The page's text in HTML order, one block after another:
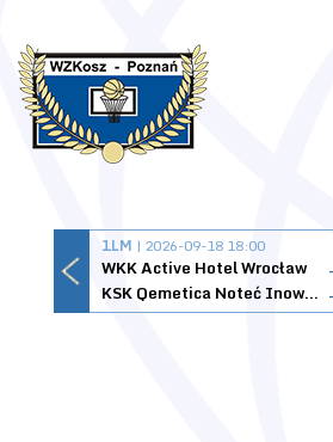
1LM | 2026-09-18 18:00
WKK Active Hotel Wrocław
KSK Qemetica Noteć Inowrocław